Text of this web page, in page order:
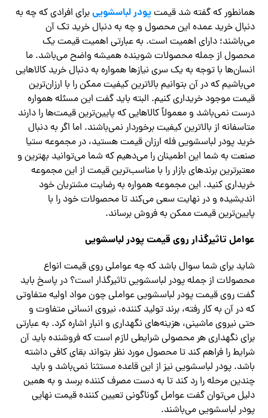
همانطور که گفته شد قیمتپودر لباسشوییبرای افرادی که چه به
دنبال خرید عمده این محصول و چه به دنبال خرید تک آن
می‌باشند؛ دارای اهمیت است. به عبارتی اهمیت قیمت یک
محصول از جمله محصولات شوینده همیشه واضح می‌باشد. ما
انسان‌ها با توجه به یک سری نیازها همواره به دنبال خرید کالاهایی
می‌باشیم که در آن بتوانیم بالاترین کیفیت ممکن را با ارزان‌ترین
قیمت موجود خریداری کنیم. البته باید گفت این مسئله همواره
درست نمی‌باشد و معمولاً کالاهایی که پایین‌ترین قیمت‌ها را دارند
متاسفانه از بالاترین کیفیت برخوردار نمی‌باشند‌. اما اگر به دنبال
خرید پودر لباسشویی فله ارزان قیمت هستید، در مجموعه ستیا
صنعت به شما این اطمینان را می‌دهیم که شما می‌توانید بهترین و
معتبرترین برندهای بازار را با مناسب‌ترین قیمت از این مجموعه
خریداری کنید. این مجموعه همواره به رضایت مشتریان خود
اندیشیده و در نهایت سعی می‌کند تا محصولات خود را با
پایین‌ترین قیمت ممکن به فروش برساند.
عوامل تاثیرگذار روی قیمت پودر لباسشویی
شاید برای شما سوال باشد که چه عواملی روی قیمت انواع
محصولات از جمله پودر لباسشویی تاثیرگذار است؟ در پاسخ باید
گفت روی قیمت پودر لباسشویی عواملی چون مواد اولیه متفاوتی
که در آن به کار رفته، برند تولید کننده، نیروی انسانی متفاوت و
حتی نیروی ماشینی، هزینه‌های نگهداری و انبار اشاره کرد. به عبارتی
برای نگهداری هر محصولی شرایطی لازم است که فروشنده باید آن
شرایط را فراهم کند تا محصول مورد نظر بتواند بقای کافی داشته
باشد. پودر لباسشویی نیز از این قاعده مستثنا نمی‌باشد و باید
چندین مرحله را رد کند تا به دست مصرف کننده برسد و به همین
دلیل می‌توان گفت عوامل گوناگونی تعیین کننده قیمت نهایی
پودر لباسشویی می‌باشند.